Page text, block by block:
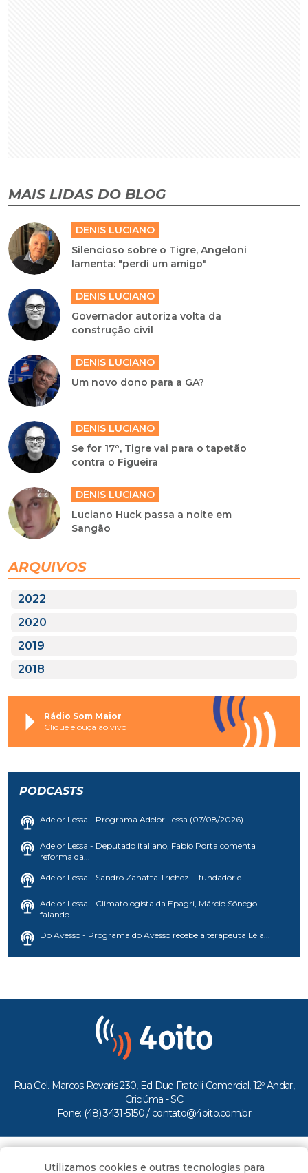
MAIS LIDAS DO BLOG
DENIS LUCIANO
Silencioso sobre o Tigre, Angeloni
lamenta: "perdi um amigo"
DENIS LUCIANO
Governador autoriza volta da
construção civil
DENIS LUCIANO
Um novo dono para a GA?
DENIS LUCIANO
Se for 17º, Tigre vai para o tapetão
contra o Figueira
DENIS LUCIANO
Luciano Huck passa a noite em
Sangão
ARQUIVOS
2022
2020
2019
2018
Rádio Som Maior
Clique e ouça ao vivo
PODCASTS
Adelor Lessa - Programa Adelor Lessa (07/08/2026)
Adelor Lessa - Deputado italiano, Fabio Porta comenta
reforma da...
Adelor Lessa - Sandro Zanatta Trichez - fundador e...
Adelor Lessa - Climatologista da Epagri, Márcio Sônego
falando...
Do Avesso - Programa do Avesso recebe a terapeuta Léia...
Rua Cel. Marcos Rovaris 230, Ed Due Fratelli Comercial, 12º Andar,
Criciúma - SC
Fone: (48) 3431-5150 / contato@4oito.com.br
Todos os direitos reservados ao Portal 4oito
Utilizamos cookies e outras tecnologias para